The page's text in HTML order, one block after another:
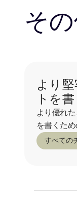
そ
より
トを書
より優れ
を書くた
さい。
すべての